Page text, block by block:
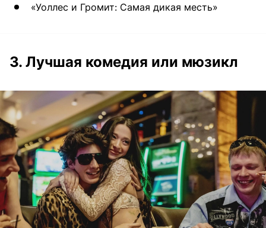
«Уоллес и Громит: Самая дикая месть»
3. Лучшая комедия или мюзикл